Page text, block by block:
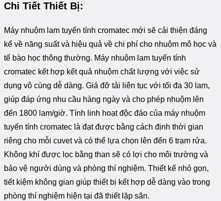
Chi Tiết Thiết Bị:
Máy nhuộm lam tuyến tính cromatec mới sẽ cải thiện đáng
kể về năng suất và hiệu quả về chi phí cho nhuộm mô học và
tế bào học thông thường. Máy nhuộm lam tuyến tính
cromatec kết hợp kết quả nhuộm chất lượng với việc sử
dụng vô cùng dễ dàng. Giá đỡ tải liên tục với tối đa 30 lam,
giúp đáp ứng nhu cầu hàng ngày và cho phép nhuộm lên
đến 1800 lam/giờ. Tính linh hoạt độc đáo của máy nhuộm
tuyến tính cromatec là đạt được bằng cách định thời gian
riêng cho mỗi cuvet và có thể lựa chọn lên đến 6 trạm rửa.
Không khí được lọc bằng than sẽ có lợi cho môi trường và
bảo vệ người dùng và phòng thí nghiệm. Thiết kế nhỏ gọn,
tiết kiệm không gian giúp thiết bị kết hợp dễ dàng vào trong
phòng thí nghiệm hiện tại đã thiết lặp sãn.